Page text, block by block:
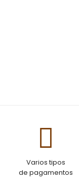
Varios tipos
de pagamentos